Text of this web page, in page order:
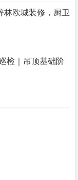
林欧城装修，厨卫
检｜吊顶基础阶